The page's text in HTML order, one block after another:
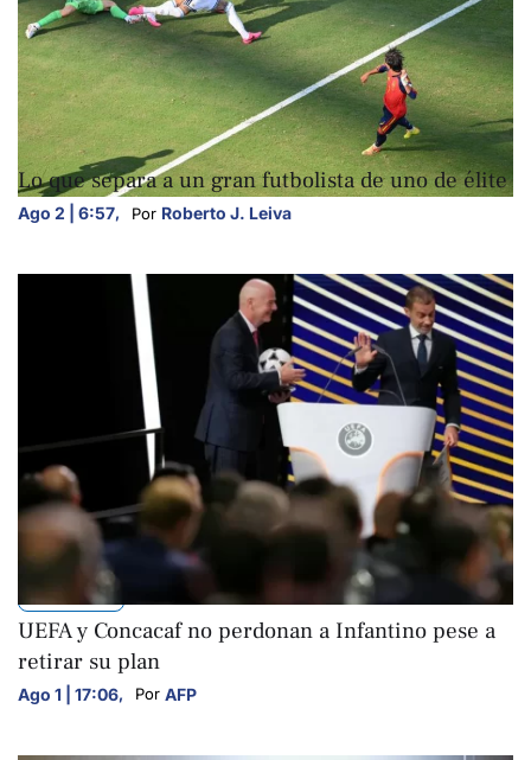
DEPORTES
Lo que separa a un gran futbolista de uno de élite
Ago 2 | 6:57, Por Roberto J. Leiva
DEPORTES
UEFA y Concacaf no perdonan a Infantino pese a
retirar su plan
Ago 1 | 17:06, Por AFP